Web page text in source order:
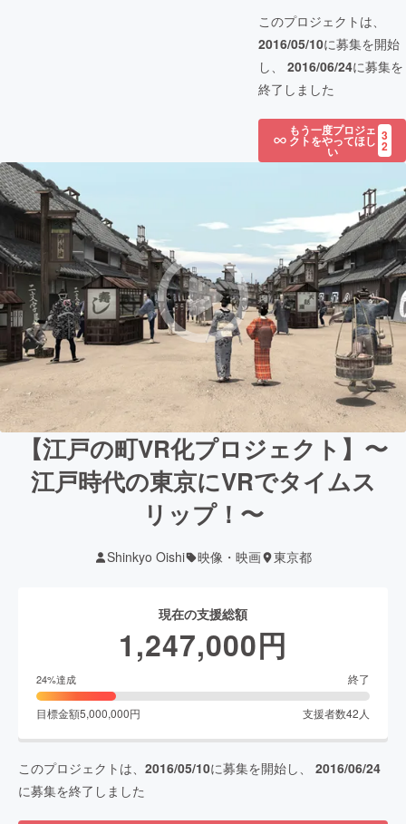
このプロジェクトは、
2016/05/10に募集を開始
し、 2016/06/24に募集を
終了しました
もう一度プロジェ
クトをやってほし
い
3
2
【江戸の町VR化プロジェクト】〜
江戸時代の東京にVRでタイムス
リップ！〜
Shinkyo Oishi 映像・映画 東京都
現在の支援総額
1,247,000円
24%達成 終了
目標金額5,000,000円 支援者数42 人
このプロジェクトは、 2016/05/10に募集を開始し、 2016/06/24
に募集を終了しました